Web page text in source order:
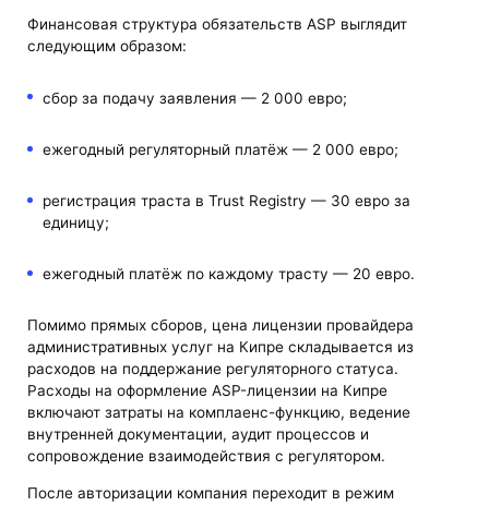
Финансовая структура обязательств ASP выглядит
следующим образом:
сбор за подачу заявления — 2 000 евро;
ежегодный регуляторный платёж — 2 000 евро;
регистрация траста в Trust Registry — 30 евро за
единицу;
ежегодный платёж по каждому трасту — 20 евро.
Помимо прямых сборов, цена лицензии провайдера
административных услуг на Кипре складывается из
расходов на поддержание регуляторного статуса.
Расходы на оформление ASP-лицензии на Кипре
включают затраты на комплаенс-функцию, ведение
внутренней документации, аудит процессов и
сопровождение взаимодействия с регулятором.
После авторизации компания переходит в режим